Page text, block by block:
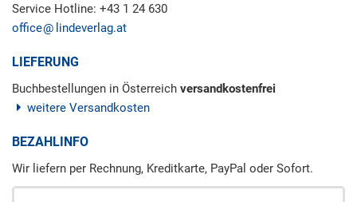
Service Hotline: +43 1 24 630
office
lindeverlag.at
LIEFERUNG
Buchbestellungen in Österreich versandkostenfrei
weitere Versandkosten
BEZAHLINFO
Wir liefern per Rechnung, Kreditkarte, PayPal oder Sofort.